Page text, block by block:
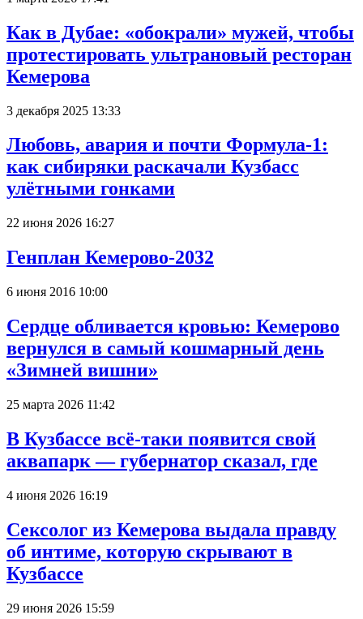
Как в Дубае: «обокрали» мужей, чтобы
протестировать ультрановый ресторан
Кемерова
3 декабря 2025 13:33
Любовь, авария и почти Формула-1:
как сибиряки раскачали Кузбасс
улётными гонками
22 июня 2026 16:27
Генплан Кемерово-2032
6 июня 2016 10:00
Сердце обливается кровью: Кемерово
вернулся в самый кошмарный день
«Зимней вишни»
25 марта 2026 11:42
В Кузбассе всё-таки появится свой
аквапарк — губернатор сказал, где
4 июня 2026 16:19
Сексолог из Кемерова выдала правду
об интиме, которую скрывают в
Кузбассе
29 июня 2026 15:59